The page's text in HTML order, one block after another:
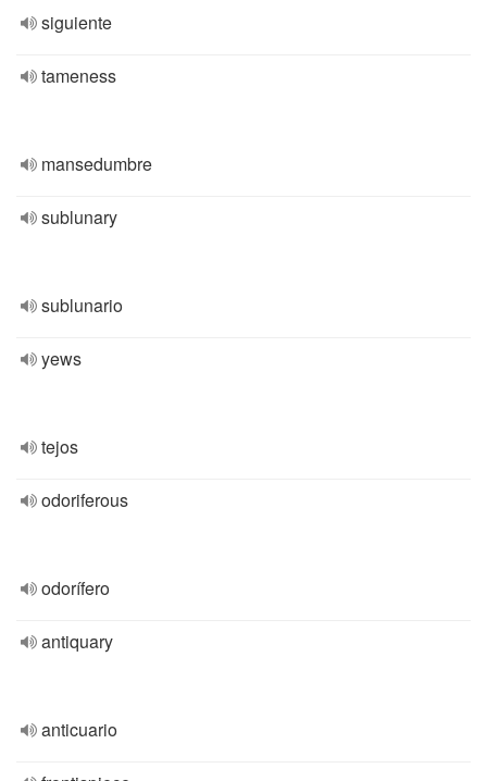
siguiente
tameness
mansedumbre
sublunary
sublunario
yews
tejos
odoriferous
odorífero
antiquary
anticuario